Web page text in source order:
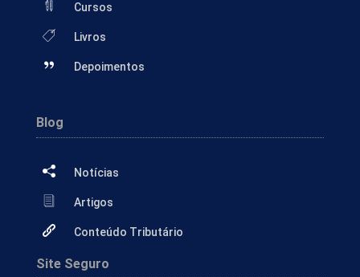
Cursos
Livros
Depoimentos
Blog
Notícias
Artigos
Conteúdo Tributário
Site Seguro